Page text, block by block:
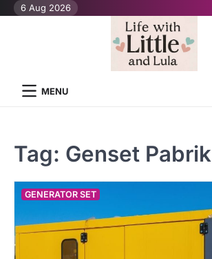
Skip6 Aug 2026
MENU
Tag: Genset Pabrik
GENERATOR SET